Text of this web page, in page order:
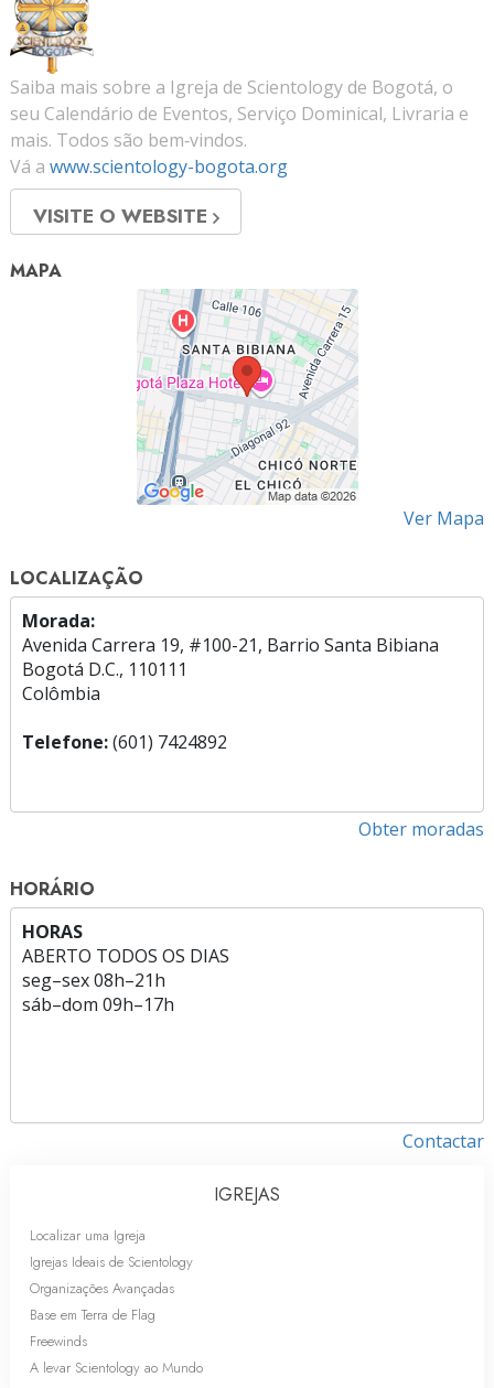
Saiba mais sobre a Igreja de Scientology de Bogotá, o
seu Calendário de Eventos, Serviço Dominical, Livraria e
mais. Todos são bem‑vindos.
Vá a www.scientology-bogota.org
VISITE O WEBSITE
MAPA
Ver Mapa
LOCALIZAÇÃO
Morada:
Avenida Carrera 19, #100-21, Barrio Santa Bibiana
Bogotá D.C., 110111
Colômbia
Telefone:(601) 7424892
Obter moradas
HORÁRIO
HORAS
ABERTO TODOS OS DIAS
seg–sex08h–21h
sáb–dom 09h–17h
Contactar
IGREJAS
Localizar uma Igreja
Igrejas Ideais de Scientology
Organizações Avançadas
Base em Terra de Flag
Freewinds
A levar Scientology ao Mundo